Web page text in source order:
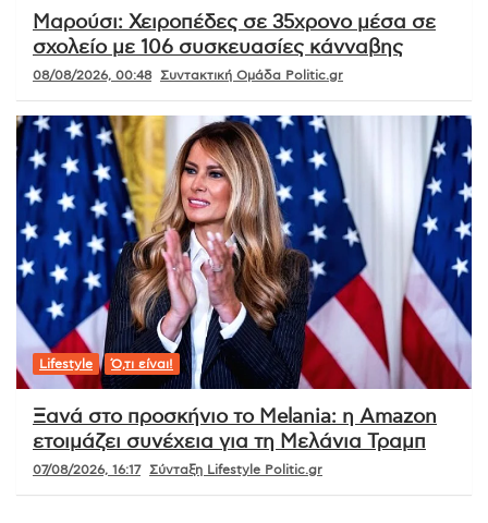
Μαρούσι: Χειροπέδες σε 35χρονο μέσα σε
σχολείο με 106 συσκευασίες κάνναβης
08/08/2026, 00:48 Συντακτική Ομάδα Politic.gr
Lifestyle Ό,τι είναι!
Ξανά στο προσκήνιο το Melania: η Amazon
ετοιμάζει συνέχεια για τη Μελάνια Τραμπ
07/08/2026, 16:17 Σύνταξη Lifestyle Politic.gr